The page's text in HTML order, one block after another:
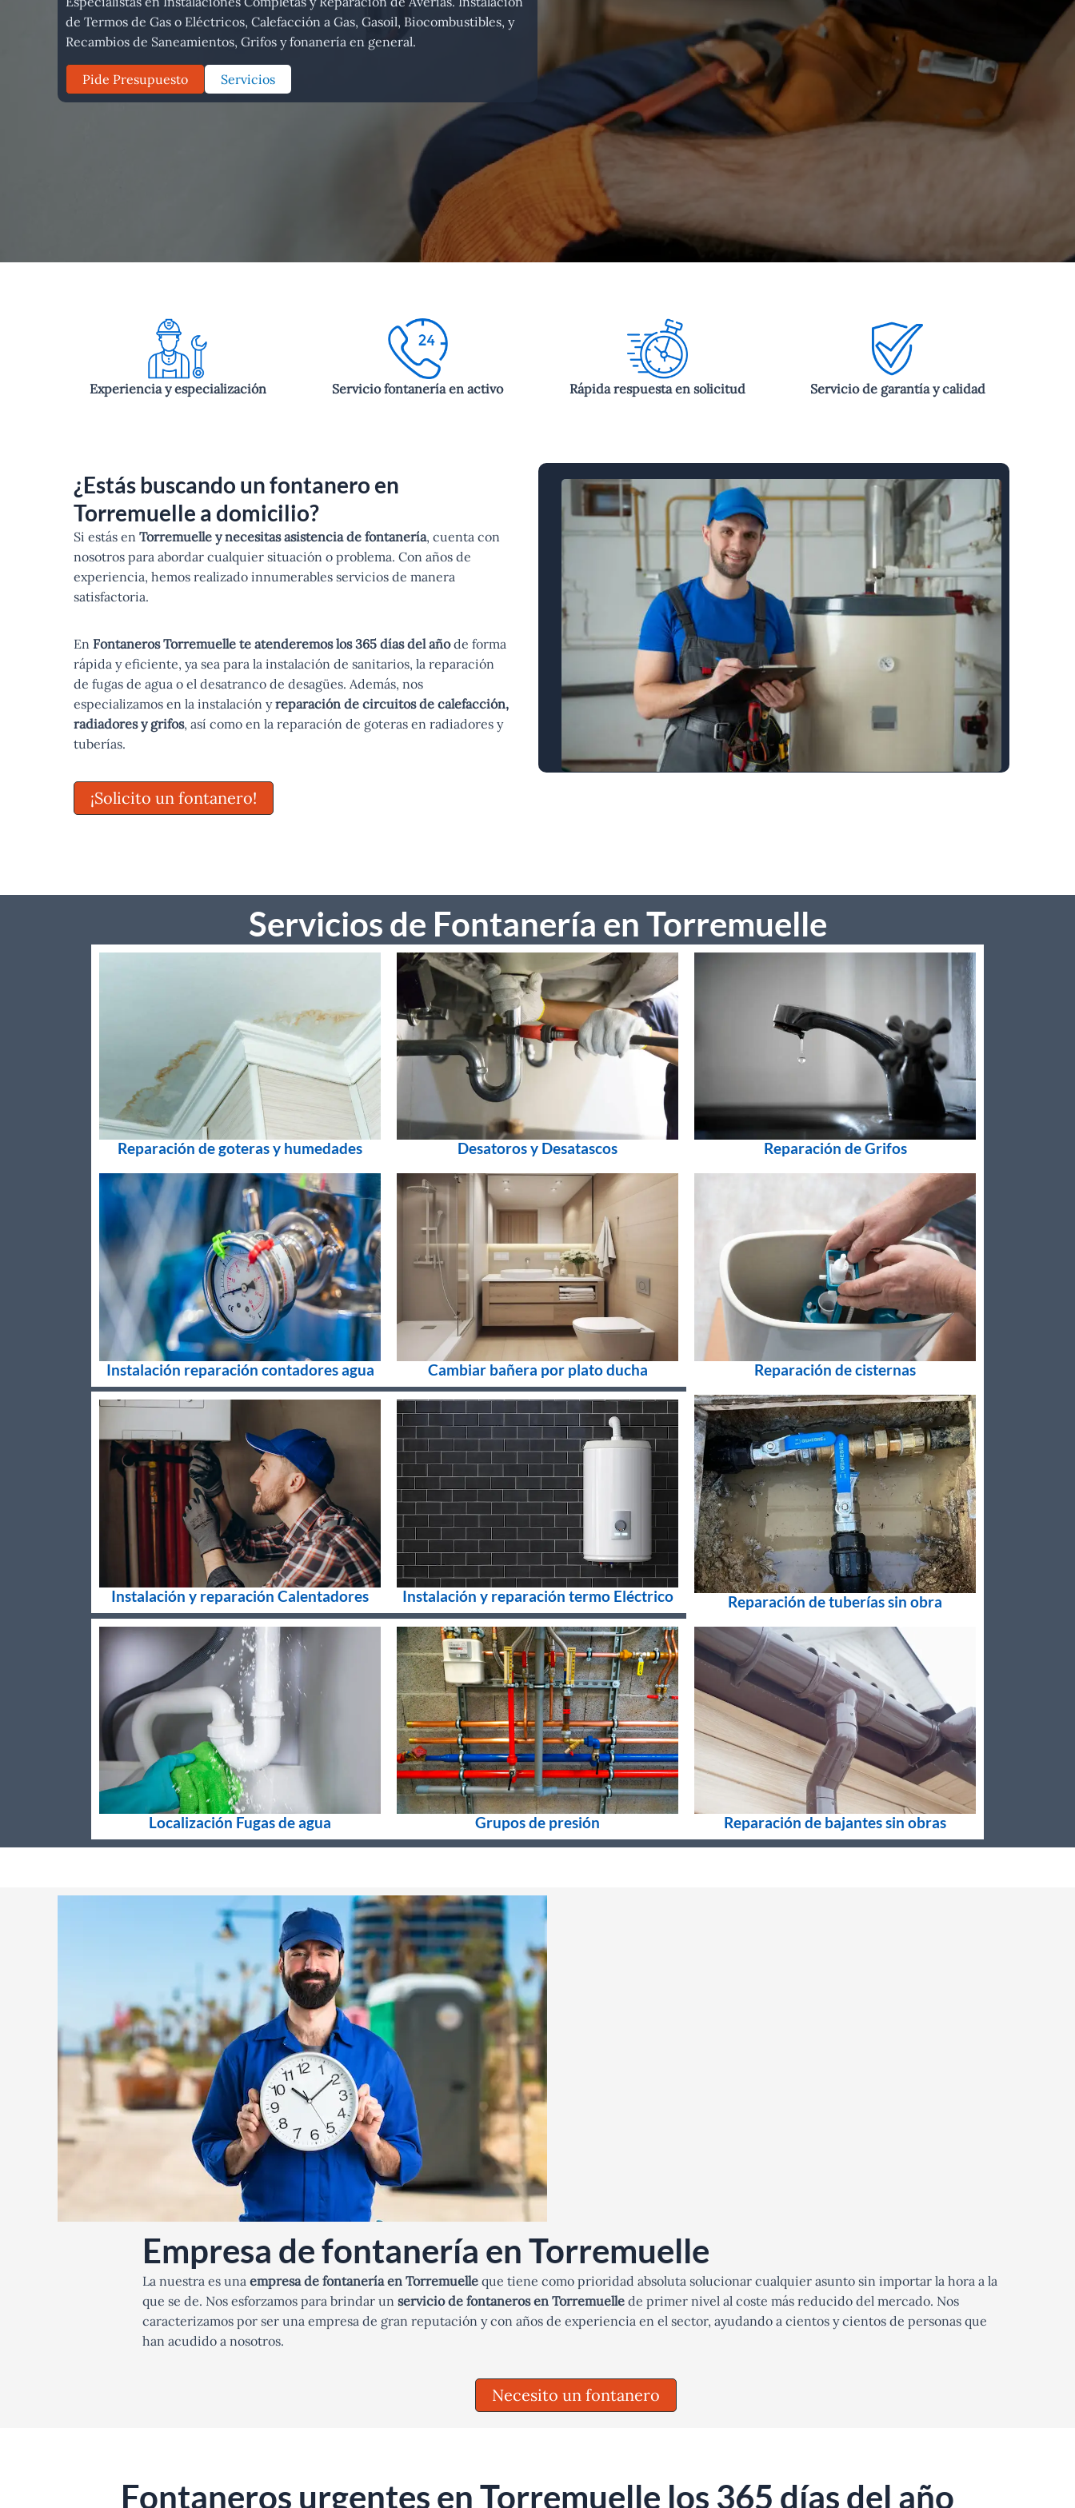
de Termos de Gas o Eléctricos, Calefacción a Gas, Gasoil, Biocombustibles, y
Recambios de Saneamientos, Grifos y fonanería en general.
Pide Presupuesto Servicios
Experiencia y especialización Servicio fontanería en activo Rápida respuesta en solicitud Servicio de garantía y calidad
¿Estás buscando un fontanero en
Torremuelle a domicilio?
Si estás en Torremuelle y necesitas asistencia de fontanería, cuenta con
nosotros para abordar cualquier situación o problema. Con años de
experiencia, hemos realizado innumerables servicios de manera
satisfactoria.
En Fontaneros Torremuelle te atenderemos los 365 días del añode forma
rápida y eficiente, ya sea para la instalación de sanitarios, la reparación
de fugas de agua o el desatranco de desagües. Además, nos
especializamos en la instalación yreparación de circuitos de calefacción,
radiadores y grifos, así como en la reparación de goteras en radiadores y
tuberías.
¡Solicito un fontanero!
Servicios de Fontanería en Torremuelle
Reparación de goteras y humedades Desatoros y Desatascos Reparación de Grifos
Instalación reparación contadores agua Cambiar bañera por plato ducha Reparación de cisternas
Instalación y reparación Calentadores Instalación y reparación termo Eléctrico Reparación de tuberías sin obra
Localización Fugas de agua Grupos de presión Reparación de bajantes sin obras
Empresa de fontanería en Torremuelle
La nuestra es una empresa de fontanería en Torremuelle que tiene como prioridad absoluta solucionar cualquier asunto sin importar la hora a la
que se de. Nos esforzamos para brindar un servicio de fontaneros en Torremuelle de primer nivel al coste más reducido del mercado. Nos
caracterizamos por ser una empresa de gran reputación y con años de experiencia en el sector, ayudando a cientos y cientos de personas que
han acudido a nosotros.
Necesito un fontanero
Fontaneros urgentes en Torremuelle los 365 días del año